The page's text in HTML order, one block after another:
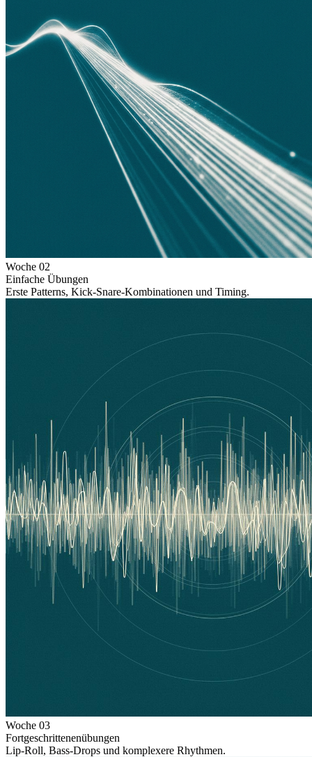
Woche 02
Einfache Übungen
Erste Patterns, Kick-Snare-Kombinationen und Timing.
Woche 03
Fortgeschrittenenübungen
Lip-Roll, Bass-Drops und komplexere Rhythmen.